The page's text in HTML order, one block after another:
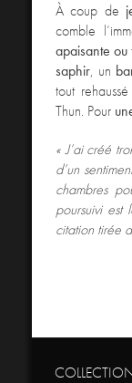
À coup de
comble
apaisante ou
saphir, un
tout
Thun. Pour
« J’ai créé
d’un
chambres
poursuivi est
citation tirée